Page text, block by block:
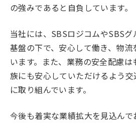
の強みであると自負しています。
当社には、SBSロジコムやSBS
基盤の下で、安心して働き、物流
います。また、業務の安全配慮
族にも安心していただけるよう
に取り組んでいます。
今後も着実な業績拡大を見込ん